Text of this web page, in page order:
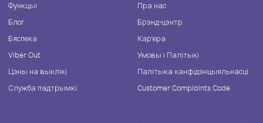
Функцыі
Блог
Бяспека
Viber Out
Цэны на выклікі
Служба падтрымкі
Пра нас
Брэнд-цэнтр
Кар'ера
Умовы і Палітыкі
Палітыка канфідэнцыяльнасці
Customer Complaints Code